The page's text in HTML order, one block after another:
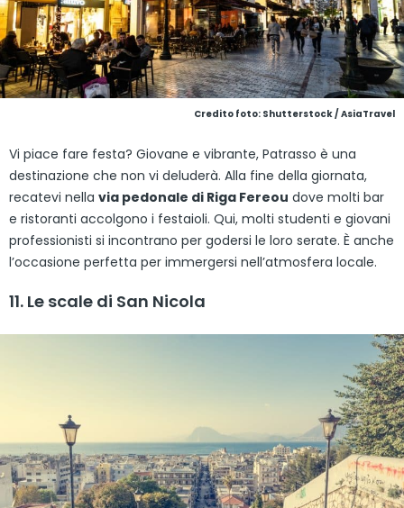
Credito foto: Shutterstock / AsiaTravel
Vi piace fare festa? Giovane e vibrante, Patrasso è una
destinazione che non vi deluderà. Alla fine della giornata,
recatevi nella via pedonale di Riga Fereou dove molti bar
e ristoranti accolgono i festaioli. Qui, molti studenti e giovani
professionisti si incontrano per godersi le loro serate. È anche
l’occasione perfetta per immergersi nell’atmosfera locale.
11. Le scale di San Nicola